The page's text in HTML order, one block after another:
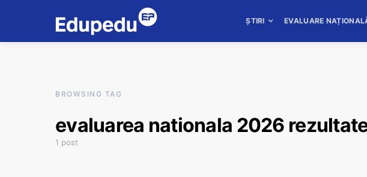
ȘTIRI EVALUARE
BROWSING TAG
evaluarea nationala 2026
1 post